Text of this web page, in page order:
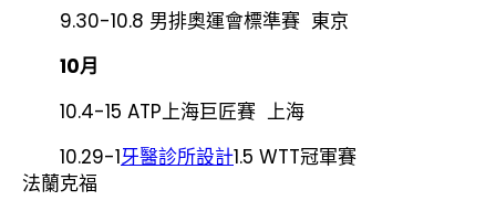
9.30-10.8 男排奧運會標準賽 東京
10月
10.4-15 ATP上海巨匠賽 上海
10.29-1牙醫診所設計1.5 WTT冠軍賽
法蘭克福